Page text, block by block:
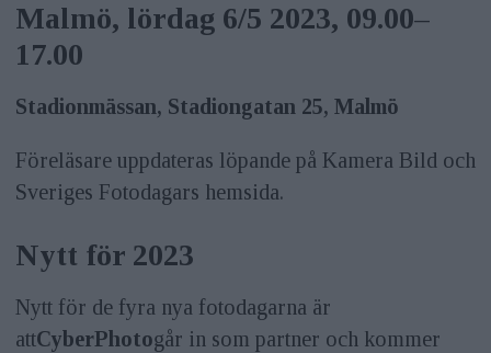
Malmö, lördag 6/5 2023, 09.00–
17.00
Stadionmässan, Stadiongatan 25, Malmö
Föreläsare uppdateras löpande på Kamera Bild och
Sveriges Fotodagars hemsida.
Nytt för 2023
Nytt för de fyra nya fotodagarna är
attCyberPhotogår in som partner och kommer